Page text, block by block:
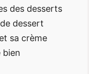
des desserts
dessert
sa crème
bien